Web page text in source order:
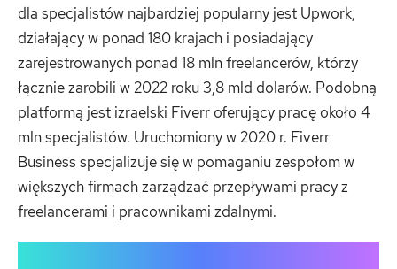
dla specjalistów najbardziej popularny jest Upwork,
działający w ponad 180 krajach i posiadający
zarejestrowanych ponad 18 mln freelancerów, którzy
łącznie zarobili w 2022 roku 3,8 mld dolarów. Podobną
platformą jest izraelski Fiverr oferujący pracę około 4
mln specjalistów. Uruchomiony w 2020 r. Fiverr
Business specjalizuje się w pomaganiu zespołom w
większych firmach zarządzać przepływami pracy z
freelancerami i pracownikami zdalnymi.